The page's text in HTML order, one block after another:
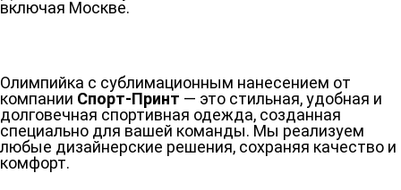
включая Москве.
Олимпийка с сублимационным нанесением от
компании Спорт-Принт — это стильная, удобная и
долговечная спортивная одежда, созданная
специально для вашей команды. Мы реализуем
любые дизайнерские решения, сохраняя качество и
комфорт.